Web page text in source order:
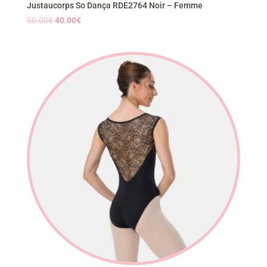
Justaucorps So Dança RDE2764 Noir – Femme
50.00€ Le
50.00€.
40.00€Le
est :